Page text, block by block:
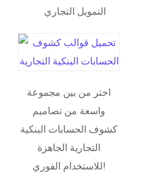
التمويل التجاري
اختر من بين مجموعة
واسعة من تصاميم
كشوف الحسابات البنكية
التجارية الجاهزة
للاستخدام الفوري!